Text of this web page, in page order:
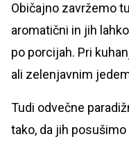
Običajno zavržemo
aromatični in jih
po porcijah. Pri
ali zelenjavnim
Tudi odvečne
tako, da jih